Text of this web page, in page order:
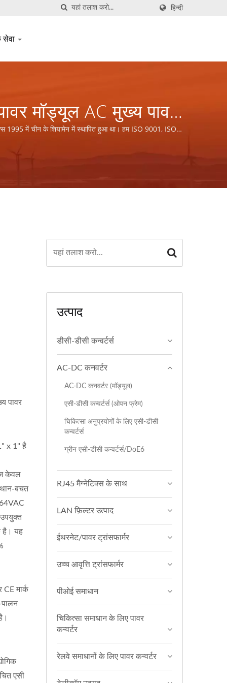
हिन्दी
सेवा
मॉड्यूल AC मुख्य पावर
पावर सप्लाई और
LTD.
1995 में चीन के शियामेन में स्थापित हुआ था। हम ISO 9001, ISO
पावर
x 1" है
केवल
बचत
उपयुक्त
है। यह
मार्क
एसी
उत्पाद
डीसी-डीसी कन्वर्टर्स
AC-DC कनवर्टर
AC-DC कनवर्टर (मॉड्यूल)
एसी-डीसी कन्वर्टर्स (ओपन फ्रेम)
चिकित्सा अनुप्रयोगों के लिए एसी-डीसी
कन्वर्टर्स
ग्रीन एसी-डीसी कन्वर्टर्स/DoE6
RJ45 मैग्नेटिक्स के साथ
LAN फ़िल्टर उत्पाद
ईथरनेट/पावर ट्रांसफार्मर
उच्च आवृत्ति ट्रांसफार्मर
पीओई समाधान
चिकित्सा समाधान के लिए पावर
कन्वर्टर
रेलवे समाधानों के लिए पावर कन्वर्टर